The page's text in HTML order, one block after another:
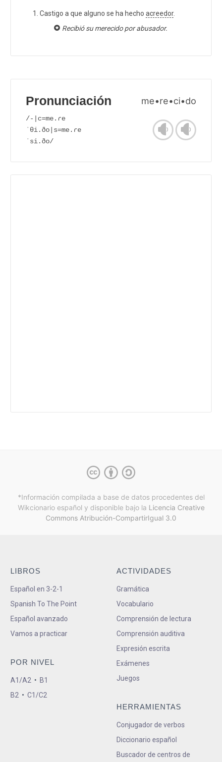
Castigo a que alguno se ha hecho acreedor.
Recibió su merecido por abusador.
Pronunciación me•re•ci•do
/-|c=me.ɾe
ˈθi.ðo|s=me.ɾe
ˈsi.ðo/
*Información compilada a base de datos procedentes del
Wikcionario español y disponible bajo la Licencia Creative
Commons Atribución-CompartirIgual 3.0
LIBROS
Español en 3-2-1
Spanish To The Point
Español avanzado
Vamos a practicar
POR NIVEL
A1/A2 • B1
B2 • C1/C2
ACTIVIDADES
Gramática
Vocabulario
Comprensión de lectura
Comprensión auditiva
Expresión escrita
Exámenes
Juegos
HERRAMIENTAS
Conjugador de verbos
Diccionario español
Buscador de centros de